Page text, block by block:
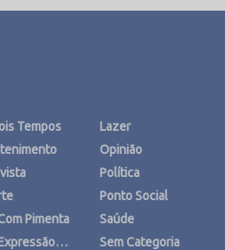
Tempos
Pimenta
Lazer
Opinião
Política
Ponto Social
Saúde
Sem Categoria